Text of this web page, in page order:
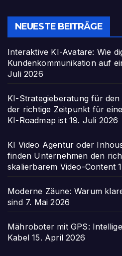
NEUESTE BEITRÄGE
Interaktive KI-Avatare: Wie
Kundenkommunikation auf
Juli 2026
KI-Strategieberatung für
der richtige Zeitpunkt für
KI-Roadmap ist 19. Juli 2026
KI Video Agentur oder
finden Unternehmen den
skalierbarem Video-Content
Moderne Zäune: Warum
sind 7. Mai 2026
Mähroboter mit GPS:
Kabel 15. April 2026